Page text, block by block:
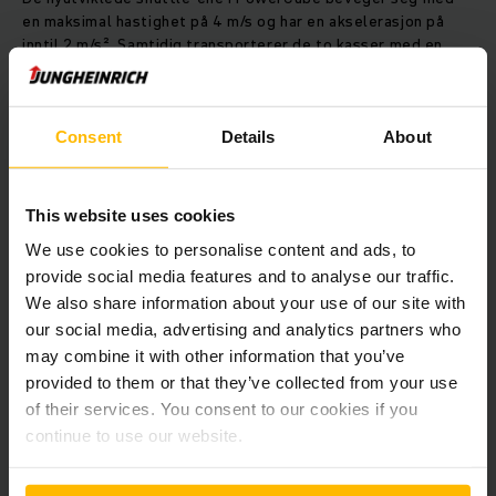
Consent Details About
This website uses cookies
We use cookies to personalise content and ads, to
provide social media features and to analyse our traffic.
We also share information about your use of our site with
our social media, advertising and analytics partners who
may combine it with other information that you’ve
provided to them or that they’ve collected from your use
of their services. You consent to our cookies if you
continue to use our website.
en maksimal hastighet på 4 m/s og har en akselerasjon på
inntil 2 m/s². Samtidig transporterer de to kasser med en
last på 50 kg hver innenfor PowerCube-reolen. Siden det er
mulig å variere antall shuttle-er, kan man justere kapasiteten
til PowerCube for å møte økt etterspørsel, eller for å utvide
produktsortimentet. Takket være kraftige litiumionbatterier,
som blir ladet midlertidig på arbeidsstasjonene under drift,
Dette gir et meget stabilt system og enorm kapasitet på
også med lav varmeutvikling og derfor lav påvirkning på
omgivelsestemperaturen inne i kompaktlageret til kassene.
Et annet stort pluss: Siden shuttle-ene kan fjernes fra
PowerCube på bakkenivå for vedlikeholdsarbeid, er det ikke
behov for noen vedlikeholdsplattform, i motsetning til hos
konkurrerende systemer.
Smart IT-integrasjon gir maksimal effekt
I PowerCube kombinerer Jungheinrich effektive prosesser